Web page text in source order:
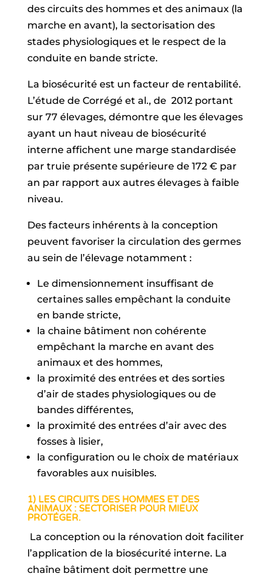
des circuits des hommes et des animaux (la
marche en avant), la sectorisation des
stades physiologiques et le respect de la
conduite en bande stricte.
La biosécurité est un facteur de rentabilité.
L’étude de Corrégé et al., de 2012 portant
sur 77 élevages, démontre que les élevages
ayant un haut niveau de biosécurité
interne affichent une marge standardisée
par truie présente supérieure de 172 € par
an par rapport aux autres élevages à faible
niveau.
Des facteurs inhérents à la conception
peuvent favoriser la circulation des germes
au sein de l’élevage notamment :
Le dimensionnement insuffisant de
certaines salles empêchant la conduite
en bande stricte,
la chaine bâtiment non cohérente
empêchant la marche en avant des
animaux et des hommes,
la proximité des entrées et des sorties
d’air de stades physiologiques ou de
bandes différentes,
la proximité des entrées d’air avec des
fosses à lisier,
la configuration ou le choix de matériaux
favorables aux nuisibles.
1) LES CIRCUITS DES HOMMES ET DES
ANIMAUX : SECTORISER POUR MIEUX
PROTÉGER.
La conception ou la rénovation doit faciliter
l’application de la biosécurité interne. La
chaîne bâtiment doit permettre une